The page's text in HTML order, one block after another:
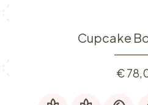
Cupcake
€